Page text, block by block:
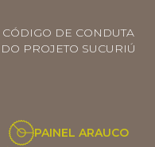
CÓDIGO DE CONDUTA
DO PROJETO SUCURIÚ
PAINEL ARAUCO